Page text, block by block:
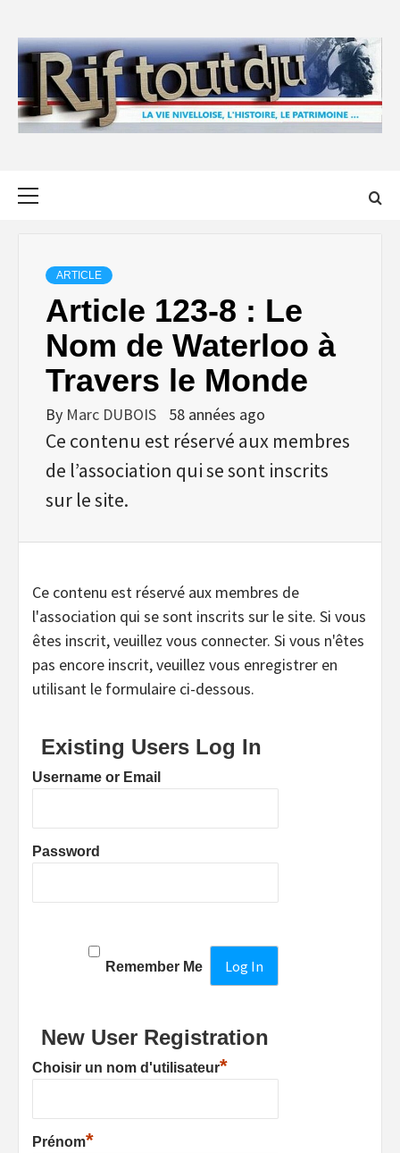
content
ARTICLE
Article 123-8 : Le
Nom de Waterloo à
Travers le Monde
By Marc DUBOIS 58 années ago
Ce contenu est réservé aux membres
de l’association qui se sont inscrits
sur le site.
Ce contenu est réservé aux membres de
l'association qui se sont inscrits sur le site. Si vous
êtes inscrit, veuillez vous connecter. Si vous n'êtes
pas encore inscrit, veuillez vous enregistrer en
utilisant le formulaire ci-dessous.
Existing Users Log In
Username or Email
Password
Remember Me
New User Registration
Choisir un nom d'utilisateur*
Prénom*